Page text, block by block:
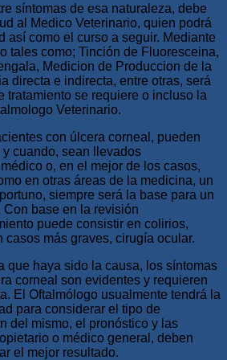
síntomas de esa naturaleza, debe
al Medico Veterinario, quien podrá
así como el curso a seguir. Mediante
tales como; Tinción de Fluoresceina,
Medicion de Produccion de la
directa e indirecta, entre otras, será
tratamiento se requiere o incluso la
Veterinario.
con úlcera corneal, pueden
cuando, sean llevados
o, en el mejor de los casos,
en otras áreas de la medicina, un
siempre será la base para un
base en la revisión
puede consistir en colirios,
casos más graves, cirugía ocular.
que haya sido la causa, los síntomas
corneal son evidentes y requieren
El Oftalmólogo usualmente tendrá la
para considerar el tipo de
del mismo, el pronóstico y las
o médico general, deben
el mejor resultado.